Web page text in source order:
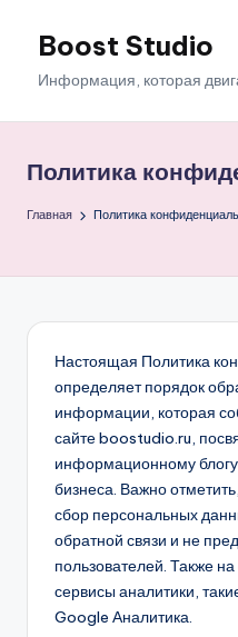
ПерейтиBoost Studio
Информация, которая
Политика
Главная Политика
Настоящая Политика
определяет порядок
информации, которая
сайте boostudio.ru,
информационному
бизнеса. Важно
сбор персональных
обратной связи и не
пользователей. Также
сервисы аналитики,
Google Аналитика.